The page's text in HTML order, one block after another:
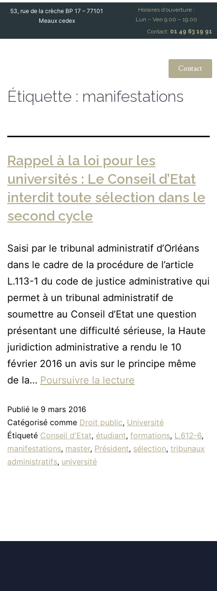
53, rue de la crèche BP 17 – 77101
Meaux cedex
Horaires d’ouverture :
Lun – Ven 9.00 – 19.00
Contact: 01 49 63 19 91
Contact
Étiquette : manifestations
Rappel à la loi pour les
universités : Le Conseil d’Etat
interdit toute sélection dans le
second cycle
Saisi par le tribunal administratif d’Orléans
dans le cadre de la procédure de l’article
L.113-1 du code de justice administrative qui
permet à un tribunal administratif de
soumettre au Conseil d’Etat une question
présentant une difficulté sérieuse, la Haute
juridiction administrative a rendu le 10
février 2016 un avis sur le principe même
de la… Poursuivre la lecture
Publié le 9 mars 2016
Catégorisé comme Droit public, Université
Étiqueté Conseil d'Etat, étudiant, formations, L.612-6,
manifestations, master, Président, sélection, tribunaux
administratifs, université